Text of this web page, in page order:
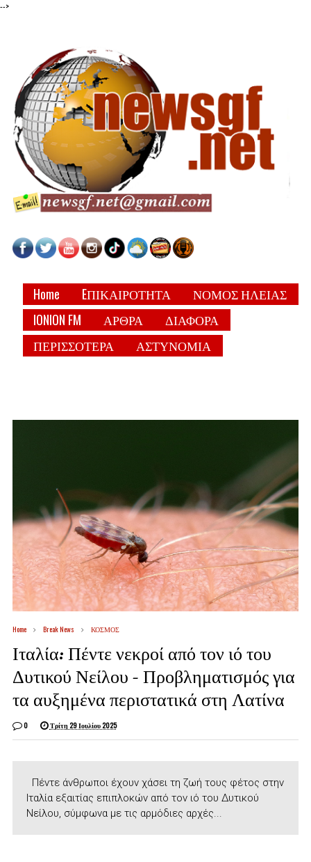
-->
Home EΠΙΚΑΙΡΟΤΗΤΑ
ΝΟΜΟΣ ΗΛΕΙΑΣ
IONION FM
ΑΡΘΡΑ
ΔΙΑΦΟΡΑ
ΠΕΡΙΣΣΟΤΕΡΑ
ΑΣΤΥΝΟΜΙΑ
Home Break News ΚΟΣΜΟΣ
Ιταλία: Πέντε νεκροί από τον ιό του
Δυτικού Νείλου – Προβληματισμός για
τα αυξημένα περιστατικά στη Λατίνα
0 Τρίτη 29 Ιουλίου 2025
Πέντε άνθρωποι έχουν χάσει τη ζωή τους φέτος στην
Ιταλία εξαιτίας επιπλοκών από τον ιό του Δυτικού
Νείλου, σύμφωνα με τις αρμόδιες αρχές...